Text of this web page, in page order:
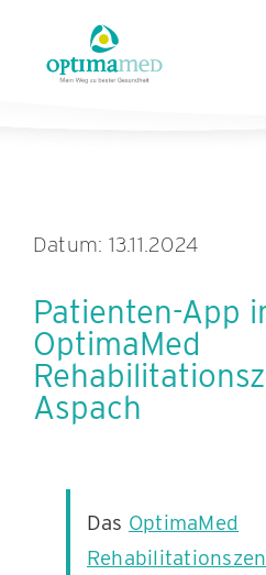
content
ANGEBOTE
KARRIERE
AKTUELLES
KONTAKT
Datum: 13.11.2024
Patienten-App
OptimaMed
Aspach
Das OptimaMed